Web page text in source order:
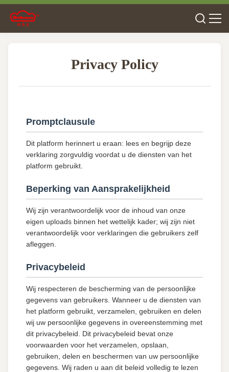
Privacy Policy
Promptclausule
Dit platform herinnert u eraan: lees en begrijp deze
verklaring zorgvuldig voordat u de diensten van het
platform gebruikt.
Beperking van Aansprakelijkheid
Wij zijn verantwoordelijk voor de inhoud van onze
eigen uploads binnen het wettelijk kader; wij zijn niet
verantwoordelijk voor verklaringen die gebruikers zelf
afleggen.
Privacybeleid
Wij respecteren de bescherming van de persoonlijke
gegevens van gebruikers. Wanneer u de diensten van
het platform gebruikt, verzamelen, gebruiken en delen
wij uw persoonlijke gegevens in overeenstemming met
dit privacybeleid. Dit privacybeleid bevat onze
voorwaarden voor het verzamelen, opslaan,
gebruiken, delen en beschermen van uw persoonlijke
gegevens. Wij raden u aan dit beleid volledig te lezen